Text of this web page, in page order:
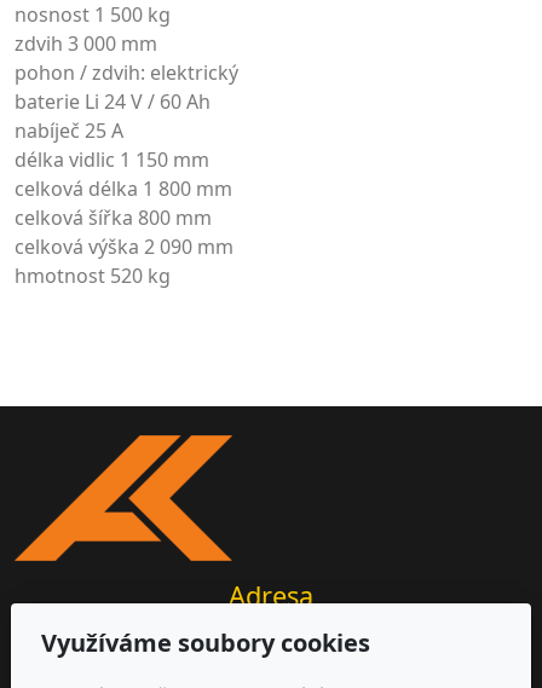
nosnost 1 500 kg
zdvih 3 000 mm
pohon / zdvih: elektrický
baterie Li 24 V / 60 Ah
nabíječ 25 A
délka vidlic 1 150 mm
celková délka 1 800 mm
celková šířka 800 mm
celková výška 2 090 mm
hmotnost 520 kg
Adresa
AKIR s.r.o.
Využíváme soubory cookies